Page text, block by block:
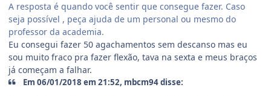
A resposta é quando você sentir que consegue fazer. Caso
seja possível , peça ajuda de um personal ou mesmo do
professor da academia.
Eu consegui fazer 50 agachamentos sem descanso mas eu
sou muito fraco pra fazer flexão, tava na sexta e meus braços
já começam a falhar.
Em 06/01/2018 em 21:52, mbcm94 disse: